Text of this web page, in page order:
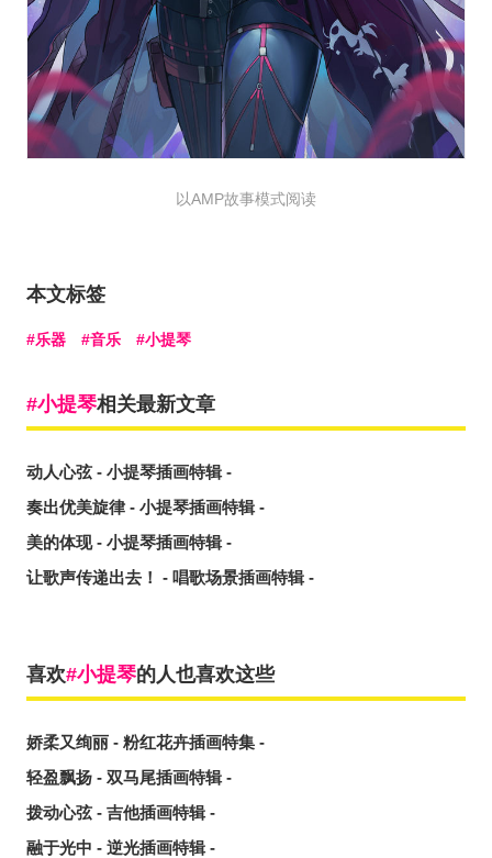
以AMP故事模式阅读
本文标签
乐器 音乐 小提琴
小提琴相关最新文章
动人心弦 - 小提琴插画特辑 -
奏出优美旋律 - 小提琴插画特辑 -
美的体现 - 小提琴插画特辑 -
让歌声传递出去！ - 唱歌场景插画特辑 -
喜欢 小提琴的人也喜欢这些
娇柔又绚丽 - 粉红花卉插画特集 -
轻盈飘扬 - 双马尾插画特辑 -
拨动心弦 - 吉他插画特辑 -
融于光中 - 逆光插画特辑 -